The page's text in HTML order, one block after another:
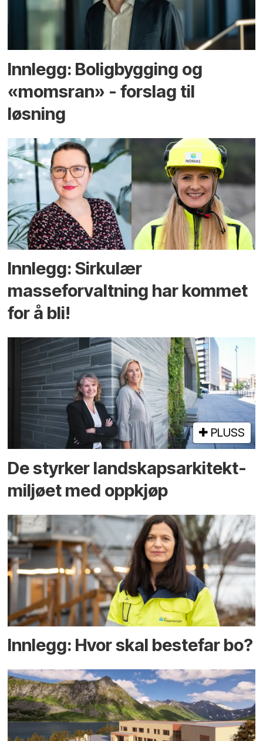
Innlegg: Boligbygging og
«momsran» - forslag til
løsning
Innlegg: Sirkulær
masseforvaltning har kommet
for å bli!
PLUSS
De styrker landskaps­arkitekt­
miljøet med oppkjøp
Innlegg: Hvor skal bestefar bo?